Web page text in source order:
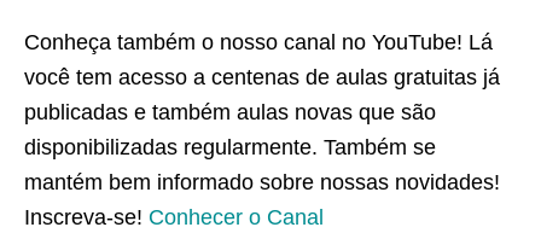
Conheça também o nosso canal no YouTube! Lá
você tem acesso a centenas de aulas gratuitas já
publicadas e também aulas novas que são
disponibilizadas regularmente. Também se
mantém bem informado sobre nossas novidades!
Inscreva-se! Conhecer o Canal